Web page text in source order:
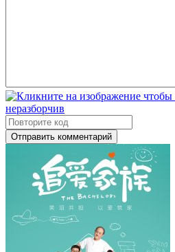
Отправить комментарий